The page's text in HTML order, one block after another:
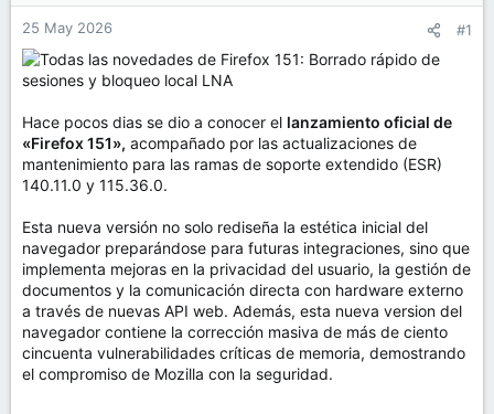
r
d
e
l
t
m
a
n
o
25 May 2026 #1
Hace pocos dias se dio a conocer el lanzamiento oficial de
«Firefox 151», acompañado por las actualizaciones de
mantenimiento para las ramas de soporte extendido (ESR)
140.11.0 y 115.36.0.
Esta nueva versión no solo rediseña la estética inicial del
navegador preparándose para futuras integraciones, sino que
implementa mejoras en la privacidad del usuario, la gestión de
documentos y la comunicación directa con hardware externo
a través de nuevas API web. Además, esta nueva version del
navegador contiene la corrección masiva de más de ciento
cincuenta vulnerabilidades críticas de memoria, demostrando
el compromiso de Mozilla con la seguridad.